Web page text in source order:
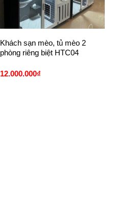
Khách sạn mèo, tủ mèo 2
phòng riêng biệt HTC04
12.000.000₫